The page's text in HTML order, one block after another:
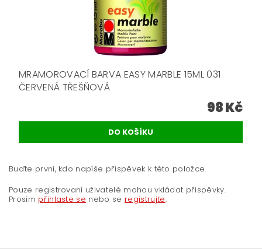
MRAMOROVACÍ BARVA EASY MARBLE 15ML 031
ČERVENÁ TŘEŠŇOVÁ
98 Kč
Buďte první, kdo napíše příspěvek k této položce.
Pouze registrovaní uživatelé mohou vkládat příspěvky.
Prosím přihlaste se nebo se registrujte.